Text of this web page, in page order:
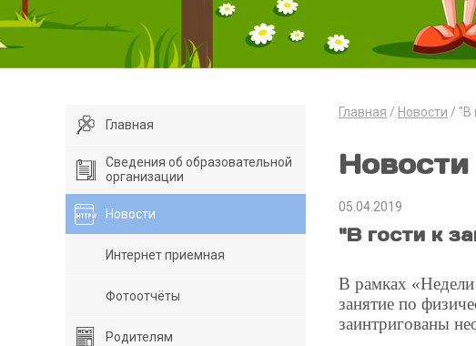
Главная
Сведения об образовательной
организации
Новости
Интернет приемная
Фотоотчёты
Родителям
Главная Новости "В
Новости
05.04.2019
"В гости к
В рамках
занятие по
заинтригованы